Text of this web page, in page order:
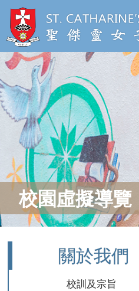
校園虛擬導覽
關於我們
校訓及宗旨